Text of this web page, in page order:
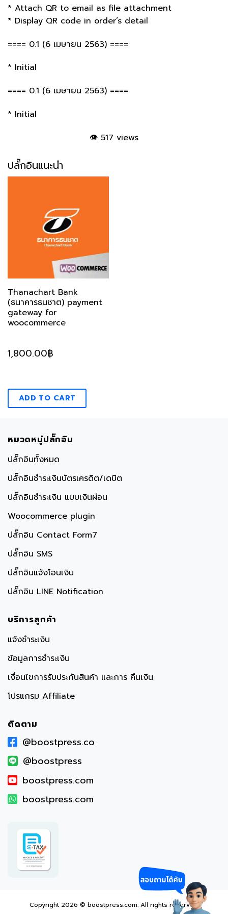
* Attach QR to email as file attachment
* Display QR code in order’s detail
==== 0.1 (6 เมษายน 2563) ====
* Initial
==== 0.1 (6 เมษายน 2563) ====
* Initial
👁 517 views
ปลั๊กอินแนะนำ
Thanachart Bank
(ธนาคารธนชาต) payment
gateway for
woocommerce
1,800.00฿
ADD TO CART
หมวดหมู่ปลั๊กอิน
ปลั๊กอินทั้งหมด
ปลั๊กอินชำระเงินบัตรเครดิต/เดบิต
ปลั๊กอินชำระเงิน แบบเงินผ่อน
Woocommerce plugin
ปลั๊กอิน Contact Form7
ปลั๊กอิน SMS
ปลั๊กอินแจ้งโอนเงิน
ปลั๊กอิน LINE Notification
บริการลูกค้า
แจ้งชำระเงิน
ข้อมูลการชำระเงิน
เงื่อนไขการรับประกันสินค้า และการ คืนเงิน
โปรแกรม Affiliate
ติดตาม
@boostpress.co
@boostpress
boostpress.com
boostpress.com
Copyright 2026 © boostpress.com. All rights reserved.